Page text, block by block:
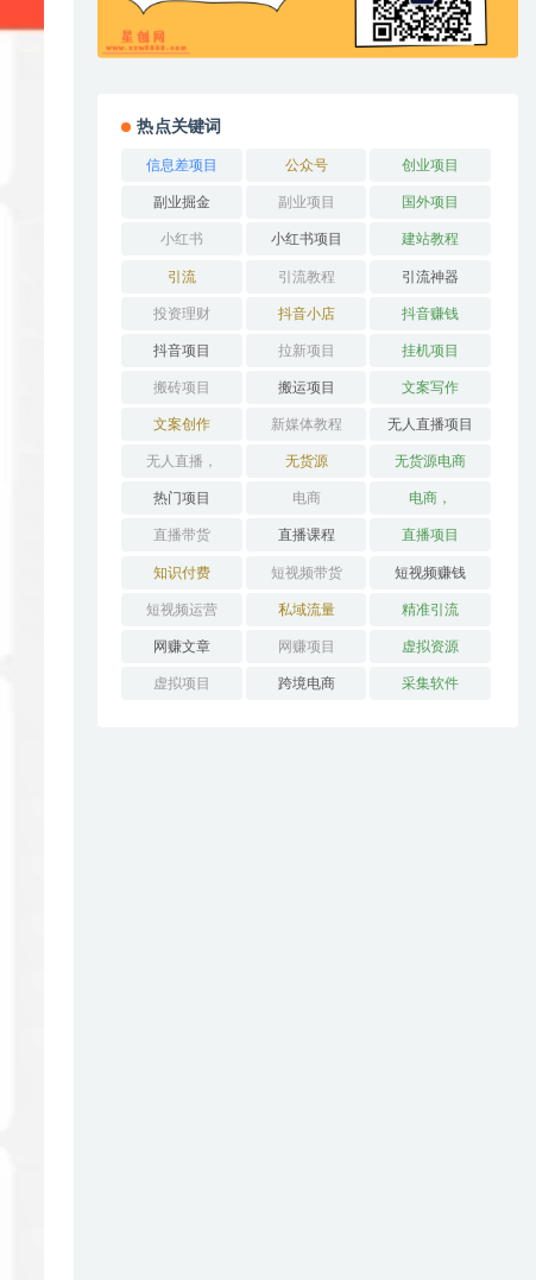
热点关键词
信息差项目 公众号 创业项目
副业掘金 副业项目 国外项目
小红书 小红书项目 建站教程
引流 引流教程 引流神器
投资理财 抖音小店 抖音赚钱
抖音项目 拉新项目 挂机项目
搬砖项目 搬运项目 文案写作
文案创作 新媒体教程 无人直播项目
无人直播， 无货源 无货源电商
热门项目 电商 电商，
直播带货 直播课程 直播项目
知识付费 短视频带货 短视频赚钱
短视频运营 私域流量 精准引流
网赚文章 网赚项目 虚拟资源
虚拟项目 跨境电商 采集软件